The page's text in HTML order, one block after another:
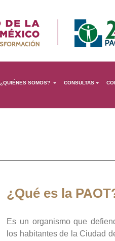
¿QUIÉNES SOMOS? CONSULTAS
¿Qué es la
Es un organismo que
los habitantes de la Ciudad